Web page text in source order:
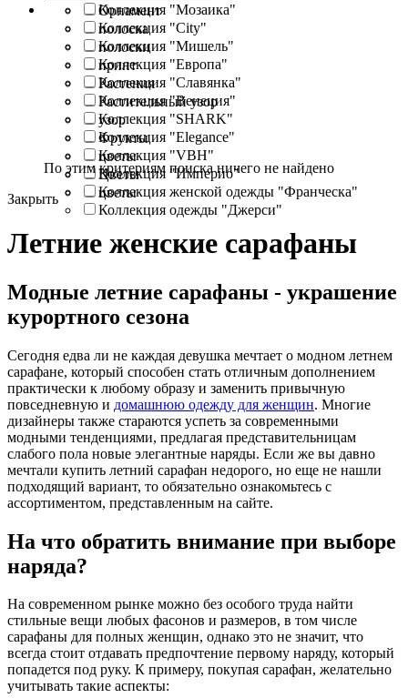
Орнамент
полоска
полоски
принт
Растения
Растительный узор
узор
Фрукты
цветы
Цветы
цветы
Коллекция "Мозаика"
Коллекция "City"
Коллекция "Мишель"
Коллекция "Европа"
Коллекция "Славянка"
Коллекция "Венеция"
Коллекция "SHARK"
Коллекция "Elegance"
Коллекция "VBH"
Коллекция "Империо"
Коллекция женской одежды "Франческа"
Коллекция одежды "Джерси"
По этим критериям поиска ничего не найдено
Закрыть
Летние женские сарафаны
Модные летние сарафаны - украшение
курортного сезона
Сегодня едва ли не каждая девушка мечтает о модном летнем
сарафане, который способен стать отличным дополнением
практически к любому образу и заменить привычную
повседневную и домашнюю одежду для женщин. Многие
дизайнеры также стараются успеть за современными
модными тенденциями, предлагая представительницам
слабого пола новые элегантные наряды. Если же вы давно
мечтали купить летний сарафан недорого, но еще не нашли
подходящий вариант, то обязательно ознакомьтесь с
ассортиментом, представленным на сайте.
На что обратить внимание при выборе
наряда?
На современном рынке можно без особого труда найти
стильные вещи любых фасонов и размеров, в том числе
сарафаны для полных женщин, однако это не значит, что
всегда стоит отдавать предпочтение первому наряду, который
попадется под руку. К примеру, покупая сарафан, желательно
учитывать такие аспекты: